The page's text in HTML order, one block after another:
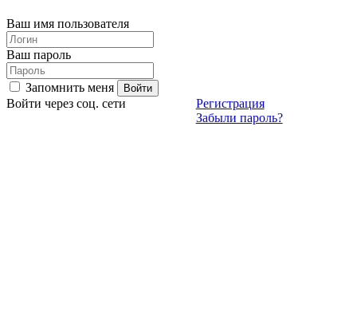
Ваш имя пользователя
Ваш пароль
Запомнить меня
Регистрация
Забыли пароль?
Войти через соц. сети